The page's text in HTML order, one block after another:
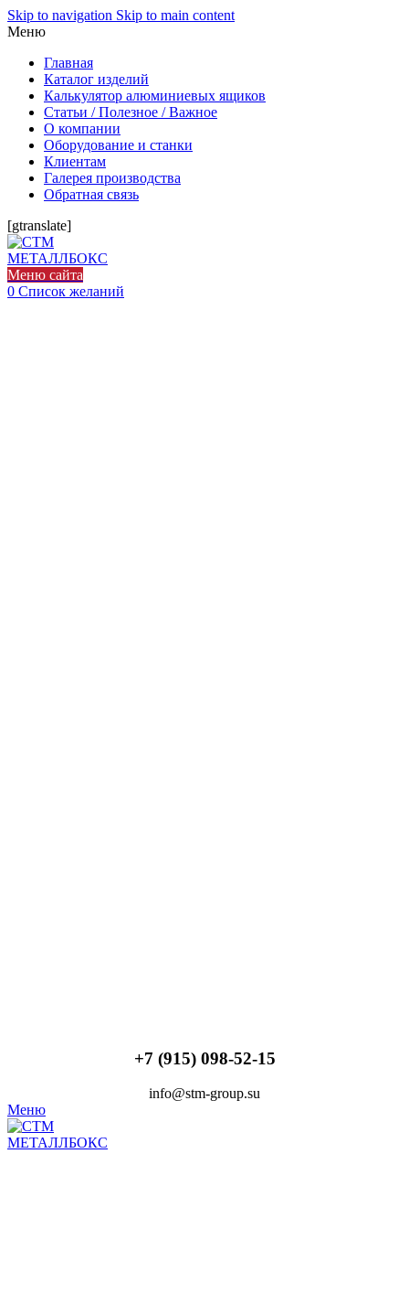
Skip to navigation Skip to main content
Меню
Главная
Каталог изделий
Калькулятор алюминиевых ящиков
Статьи / Полезное / Важное
О компании
Оборудование и станки
Клиентам
Галерея производства
Обратная связь
[gtranslate]
Меню сайта
0 Список желаний
+7 (915) 098-52-15
info@stm-group.su
Меню